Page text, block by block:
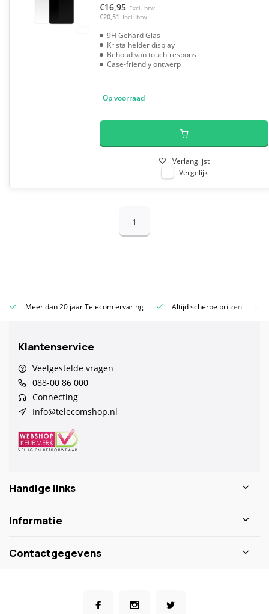
€16,95 Excl. btw
€20,51 Incl. btw
9H Gehard Glas
Kristalhelder display
Behoud van touch-respons
Case-friendly ontwerp
Op voorraad
Verlanglijst
Vergelijk
1
Meer dan 20 jaar Telecom ervaring Altijd scherpe prijzen
Klantenservice
Veelgestelde vragen
088-00 86 000
Connecting
Info@telecomshop.nl
Handige links
Informatie
Contactgegevens